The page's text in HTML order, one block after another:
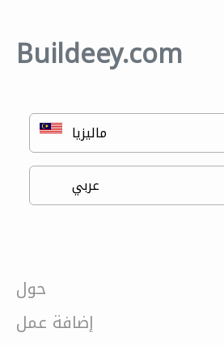
Buildeey.com
حول
إضافة عمل